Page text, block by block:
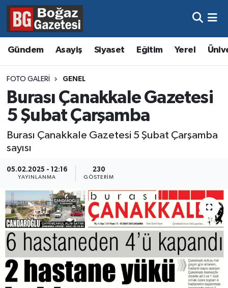
Gündem Asayiş Siyaset Eğitim Yerel
FOTO GALERI GENEL
Burası Çanakkale Gazetesi
5 Şubat Çarşamba
Burası Çanakkale Gazetesi 5 Şubat Çarşamba
sayısı
05.02.2025 - 12:16
YAYINLANMA
230
GÖSTERIM
Asayiş
Eğitim
Ekonomi
Gündem
Kültür ve Sanat
Magazin
Resmi İlanlar
Sağlık
Hava Durumu
Trafik Durumu
Süper Lig Puan Durumu ve Fikstür
Tüm Manşetler
Son Dakika Haberleri
Haber Arşivi